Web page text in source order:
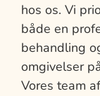
hos os. Vi
både en
behandling
omgivelser
Vores team